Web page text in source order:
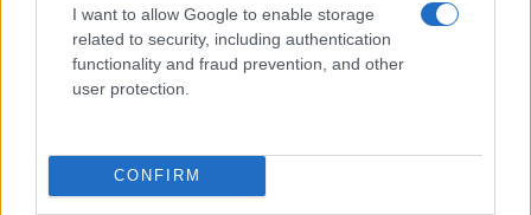
I want to allow Google to enable storage
related to security, including authentication
functionality and fraud prevention, and other
user protection.
CONFIRM
Finanztipps